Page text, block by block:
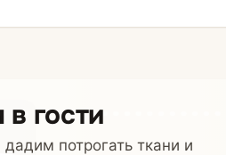
гости
потрогать ткани и